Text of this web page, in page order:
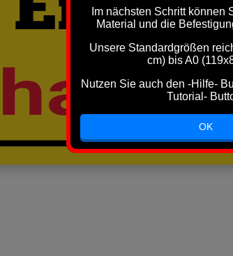
Im nächsten Schritt können
Material und die
Unsere Standardgrößen
cm) bis A0
Nutzen Sie auch den -Hilfe-
Tutorial-
OK